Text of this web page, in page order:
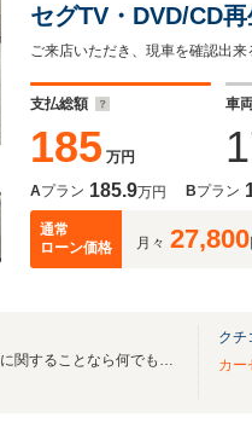
セグTV・DVD/CD
減ブレーキ・シー
ライト
支払総額
185 万円
車
Aプラン 185.9万円 Bプラン
通常
ローン価格
月々 27,800
クチ
カー